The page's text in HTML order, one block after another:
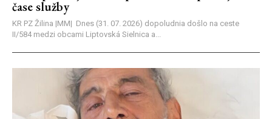
čase služby
KR PZ Žilina |MM| Dnes (31. 07. 2026) dopoludnia došlo na ceste
II/584 medzi obcami Liptovská Sielnica a...